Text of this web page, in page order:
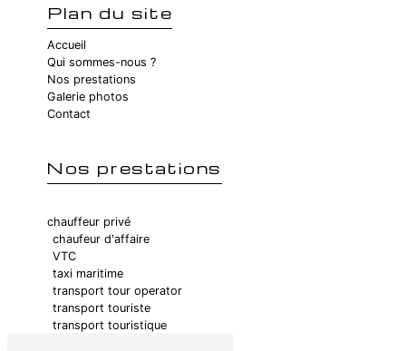
Plan du site
Accueil
Qui sommes-nous ?
Nos prestations
Galerie photos
Contact
Nos prestations
chauffeur privé
chaufeur d'affaire
VTC
taxi maritime
transport tour operator
transport touriste
transport touristique